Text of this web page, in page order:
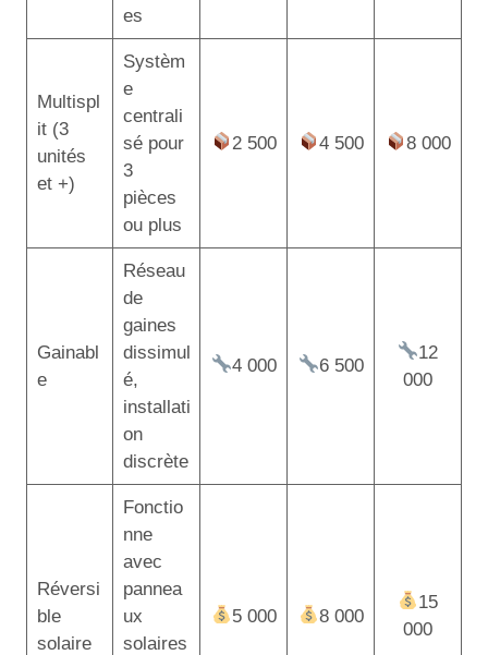
es
Multispl
it (3
unités
et +)
Systèm
e
centrali
sé pour
3
pièces
ou plus
2 500 4 500 8 000
Gainabl
e
Réseau
de
gaines
dissimul
é,
installati
on
discrète
4 000 6 500
12
000
Réversi
ble
solaire
Fonctio
nne
avec
pannea
ux
solaires
5 000 8 000
15
000